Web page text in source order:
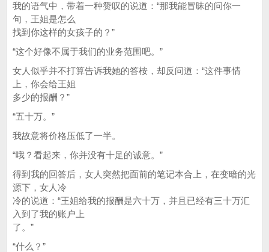
我的语气中，带着一种赞叹的说道：“那我能冒昧的问你一
句，王姐是怎么
找到你这样的女孩子的？”
“这个好像不属于我们的业务范围吧。”
女人似乎并不打算告诉我她的答桉，却反问道：“这件事情
上，你会给王姐
多少的报酬？”
“五十万。”
我故意将价格压低了一半。
“哦？看起来，你并没有十足的诚意。”
得到我的回答后，女人突然把面前的笔记本合上，在变暗的光
源下，女人冷
冷的说道：“王姐给我的报酬是六十万，并且已经有三十万汇
入到了我的账户上
了。”
“什么？”